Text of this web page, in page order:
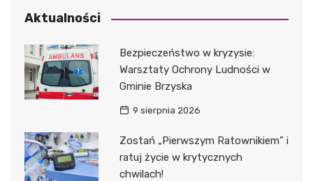
Aktualności
Bezpieczeństwo w kryzysie:
Warsztaty Ochrony Ludności w
Gminie Brzyska
9 sierpnia 2026
Zostań „Pierwszym Ratownikiem” i
ratuj życie w krytycznych
chwilach!